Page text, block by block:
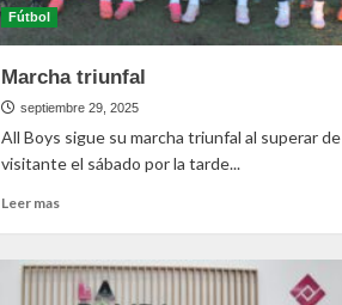
Fútbol
Marcha triunfal
septiembre 29, 2025
All Boys sigue su marcha triunfal al superar de
visitante el sábado por la tarde...
Leer mas